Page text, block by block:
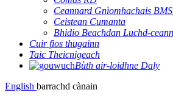
Ceannard Gnìomhachais
Ceistean Cumanta
Bhidio Beachdan Luchd-
Cuir fios thugainn
Taic Theicnigeach
Bùth air-loidhne Daly
English barrachd cànain